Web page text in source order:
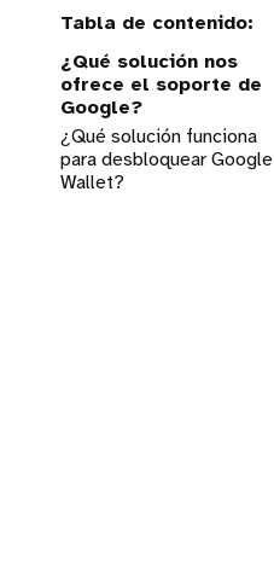
¿Qué solución nos
ofrece el soporte de
Google?
¿Qué solución funciona
para desbloquear Google
Wallet?